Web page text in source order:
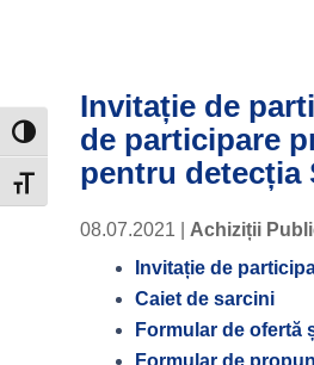
Toggle High Contrast
Toggle Font size
Invitație de
de participare
pentru detecția
08.07.2021
Achiziții
Invitație de
Caiet de sarcini
Formular de ofertă